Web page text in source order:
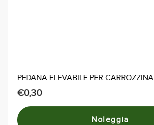
PEDANA ELEVABILE PER CARROZZINA
€0,30
Noleggia